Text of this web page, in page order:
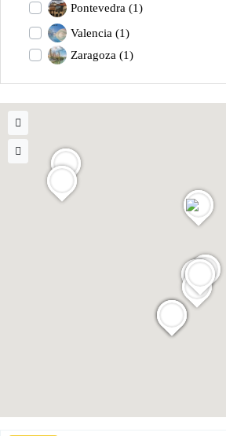
Pontevedra (1)
Valencia (1)
Zaragoza (1)